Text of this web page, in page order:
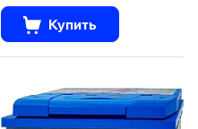
Купить